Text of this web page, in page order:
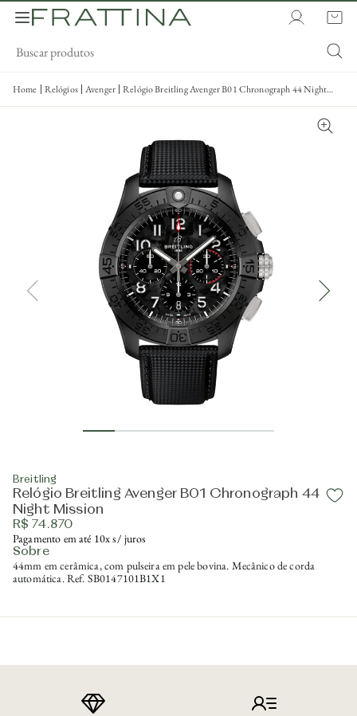
Home Relógios Avenger Relógio Breitling Avenger B01 Chronograph 44 Night
Mission
Breitling
Relógio Breitling Avenger B01 Chronograph 44
Night Mission
R$ 74.870
Pagamento em até 10x s/ juros
Sobre
44mm em cerâmica, com pulseira em pele bovina. Mecânico de corda
automática. Ref. SB0147101B1X1